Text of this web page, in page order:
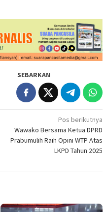
SEBARKAN
Pos berikutnya
Wawako Bersama Ketua DPRD
Prabumulih Raih Opini WTP Atas
LKPD Tahun 2025